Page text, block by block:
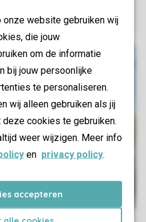
onze website gebruiken wij
die jouw
om de informatie
bij jouw persoonlijke
te personaliseren.
wij alleen gebruiken als jij
cookies te gebruiken.
weer wijzigen. Meer info
en privacy policy.
accepteren